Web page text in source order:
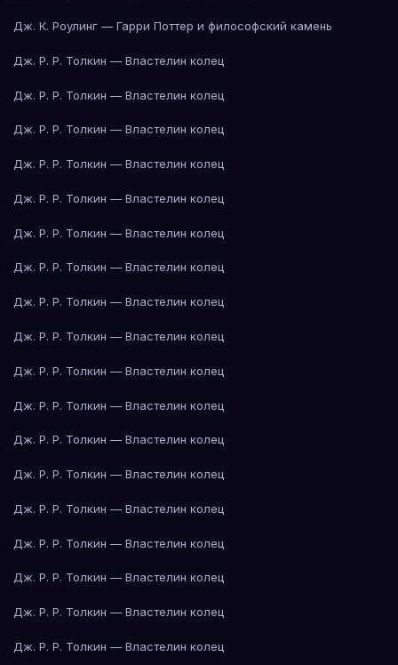
Дж. К. Роулинг — Гарри Поттер и философский камень
Дж. Р. Р. Толкин — Властелин колец
Дж. Р. Р. Толкин — Властелин колец
Дж. Р. Р. Толкин — Властелин колец
Дж. Р. Р. Толкин — Властелин колец
Дж. Р. Р. Толкин — Властелин колец
Дж. Р. Р. Толкин — Властелин колец
Дж. Р. Р. Толкин — Властелин колец
Дж. Р. Р. Толкин — Властелин колец
Дж. Р. Р. Толкин — Властелин колец
Дж. Р. Р. Толкин — Властелин колец
Дж. Р. Р. Толкин — Властелин колец
Дж. Р. Р. Толкин — Властелин колец
Дж. Р. Р. Толкин — Властелин колец
Дж. Р. Р. Толкин — Властелин колец
Дж. Р. Р. Толкин — Властелин колец
Дж. Р. Р. Толкин — Властелин колец
Дж. Р. Р. Толкин — Властелин колец
Дж. Р. Р. Толкин — Властелин колец